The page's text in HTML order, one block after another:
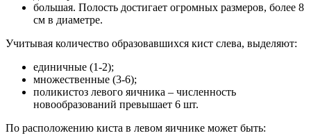
большая. Полость достигает огромных размеров, более 8
см в диаметре.
Учитывая количество образовавшихся кист слева, выделяют:
единичные (1-2);
множественные (3-6);
поликистоз левого яичника – численность
новообразований превышает 6 шт.
По расположению киста в левом яичнике может быть: